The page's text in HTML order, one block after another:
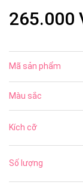
265.000
Mã sản phẩm
Màu sắc
Kích cỡ
Số lượng